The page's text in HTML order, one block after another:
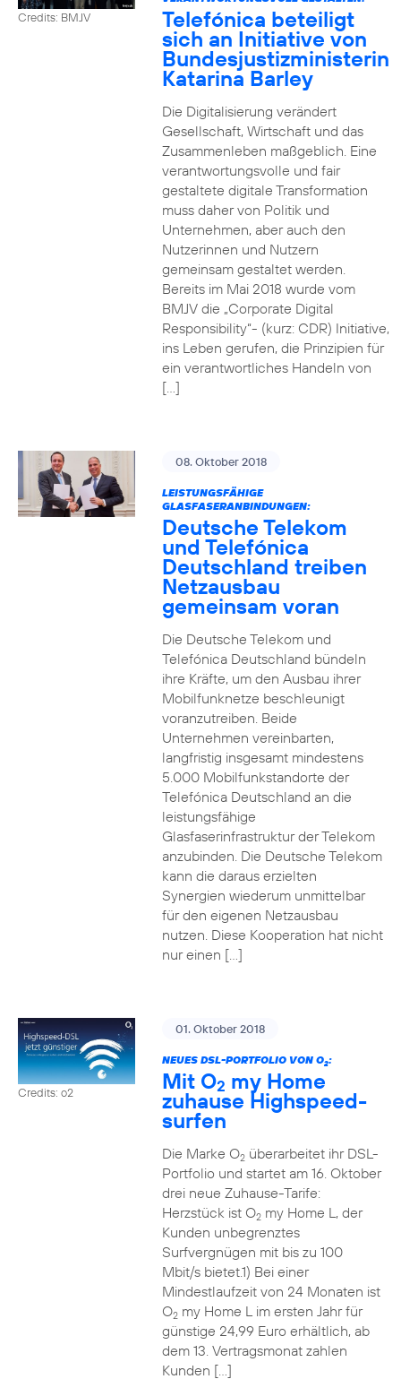
Credits: BMJV Telefónica beteiligt
sich an Initiative von
Bundesjustizministerin
Katarina Barley
Die Digitalisierung verändert
Gesellschaft, Wirtschaft und das
Zusammenleben maßgeblich. Eine
verantwortungsvolle und fair
gestaltete digitale Transformation
muss daher von Politik und
Unternehmen, aber auch den
Nutzerinnen und Nutzern
gemeinsam gestaltet werden.
Bereits im Mai 2018 wurde vom
BMJV die „Corporate Digital
Responsibility“- (kurz: CDR) Initiative,
ins Leben gerufen, die Prinzipien für
ein verantwortliches Handeln von
[…]
08. Oktober 2018
LEISTUNGSFÄHIGE
GLASFASERANBINDUNGEN:
Deutsche Telekom
und Telefónica
Deutschland treiben
Netzausbau
gemeinsam voran
Die Deutsche Telekom und
Telefónica Deutschland bündeln
ihre Kräfte, um den Ausbau ihrer
Mobilfunknetze beschleunigt
voranzutreiben. Beide
Unternehmen vereinbarten,
langfristig insgesamt mindestens
5.000 Mobilfunkstandorte der
Telefónica Deutschland an die
leistungsfähige
Glasfaserinfrastruktur der Telekom
anzubinden. Die Deutsche Telekom
kann die daraus erzielten
Synergien wiederum unmittelbar
für den eigenen Netzausbau
nutzen. Diese Kooperation hat nicht
nur einen […]
Credits: o2
01. Oktober 2018
NEUES DSL-PORTFOLIO VON O2:
Mit O2 my Home
zuhause Highspeed-
surfen
Die Marke O2überarbeitet ihr DSL-
Portfolio und startet am 16. Oktober
drei neue Zuhause-Tarife:
Herzstück ist O2my Home L, der
Kunden unbegrenztes
Surfvergnügen mit bis zu 100
Mbit/s bietet.1) Bei einer
Mindestlaufzeit von 24 Monaten ist
O2my Home L im ersten Jahr für
günstige 24,99 Euro erhältlich, ab
dem 13. Vertragsmonat zahlen
Kunden […]